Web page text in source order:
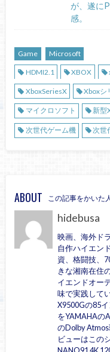
が、遂に
感。
Game
Microsoft
HDMI2.1
XBOX
XboxSeriesX Xboxシ
マイクロソフト 新型
次世代ゲーム機 次世
ABOUT この記事をかいた人
hidebusa
映画、海外ド
自作ハイエン
資、格闘技、
きな湘南在住
イエンドオー
味で実践して
X9500Gの85
をYAMAHAの
のDolby
ビューはこの
NANO91 4K